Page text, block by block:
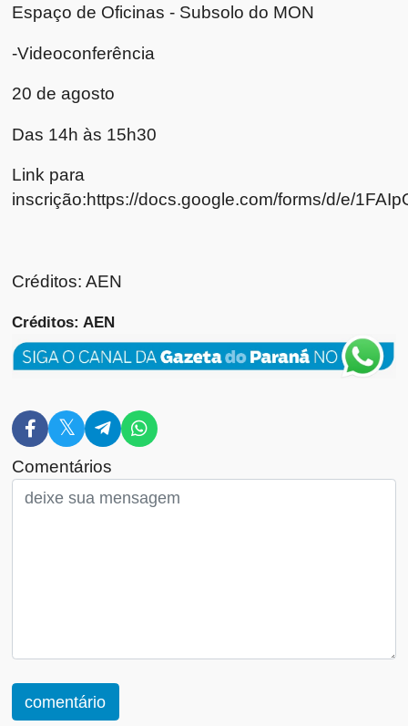
Espaço de Oficinas - Subsolo do MON
-Videoconferência
20 de agosto
Das 14h às 15h30
Link para
inscrição:https://docs.google.com/forms/d/e/
Créditos: AEN
Créditos: AEN
Comentários
comentário